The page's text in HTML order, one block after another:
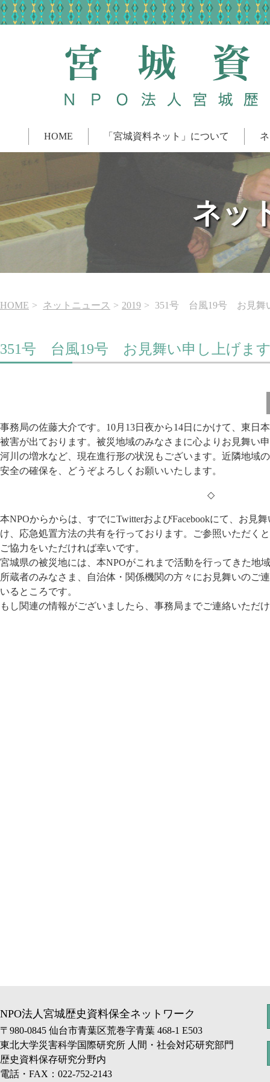
HOME 「宮城資料ネット」について
ネッ
HOME ネットニュース 2019 351号 台風19号 お見舞
351号 台風19号 お見舞い申し上げま
事務局の佐藤大介です。10月13日夜から14日にかけて、東日
被害が出ております。被災地域のみなさまに心よりお見舞い
河川の増水など、現在進行形の状況もございます。近隣地域
安全の確保を、どうぞよろしくお願いいたします。
◇
本NPOからからは、すでにTwitterおよびFacebookにて、お見
け、応急処置方法の共有を行っております。ご参照いただく
ご協力をいただければ幸いです。
宮城県の被災地には、本NPOがこれまで活動を行ってきた地
所蔵者のみなさま、自治体・関係機関の方々にお見舞いのご
いると ころです。
もし関連の情報がございましたら、事務局までご連絡いただ
NPO法人宮城歴史資料保全ネットワーク
〒980-0845 仙台市青葉区荒巻字青葉 468-1 E503
東北大学災害科学国際研究所 人間・社会対応研究部門
歴史資料保存研究分野内
電話・FAX：022-752-2143